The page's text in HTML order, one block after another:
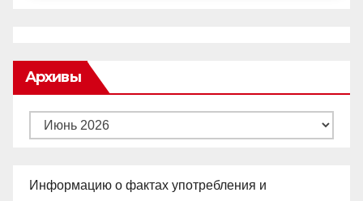
Архивы
Архивы
Информацию о фактах употребления и